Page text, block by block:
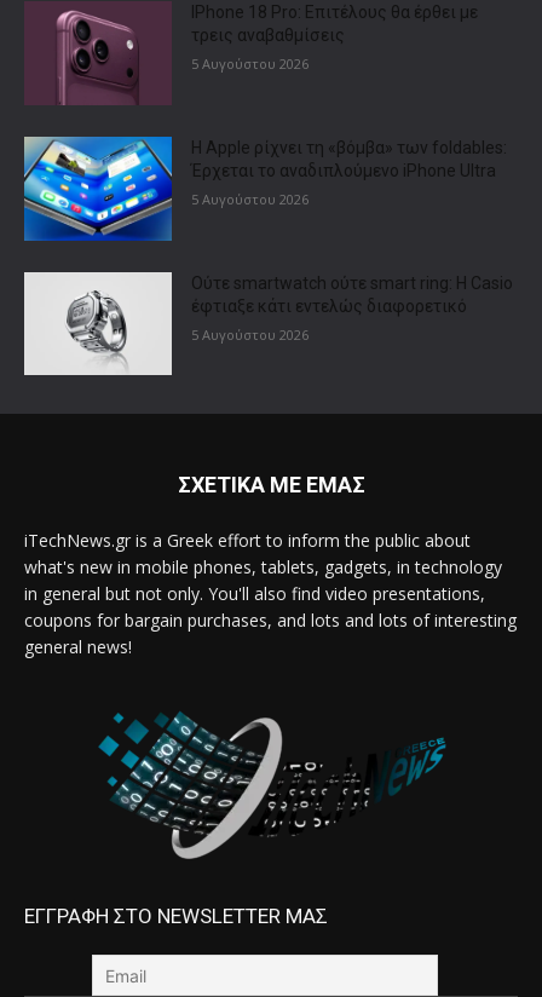
IPhone 18 Pro: Επιτέλους θα έρθει με
τρεις αναβαθμίσεις
5 Αυγούστου 2026
Η Apple ρίχνει τη «βόμβα» των foldables:
Έρχεται το αναδιπλούμενο iPhone Ultra
5 Αυγούστου 2026
Ούτε smartwatch ούτε smart ring: Η Casio
έφτιαξε κάτι εντελώς διαφορετικό
5 Αυγούστου 2026
ΣΧΕΤΙΚΑ ΜΕ ΕΜΑΣ
iTechNews.gr is a Greek effort to inform the public about
what's new in mobile phones, tablets, gadgets, in technology
in general but not only. You'll also find video presentations,
coupons for bargain purchases, and lots and lots of interesting
general news!
ΕΓΓΡΑΦΗ ΣΤΟ NEWSLETTER ΜΑΣ